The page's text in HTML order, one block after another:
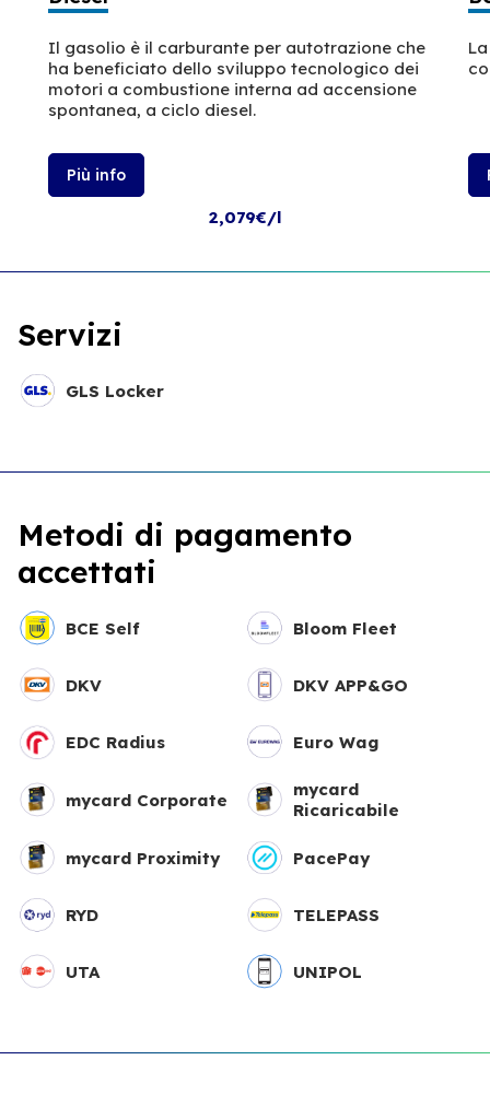
Il gasolio è il carburante per autotrazione che
ha beneficiato dello sviluppo tecnologico dei
motori a combustione interna ad accensione
spontanea, a ciclo diesel.
Più info
2,079€/l
Servizi
GLS Locker
Metodi di pagamento
accettati
BCE Self Bloom Fleet
DKV DKV APP&GO
EDC Radius Euro Wag
mycard Corporate
mycard
Ricaricabile
mycard Proximity PacePay
RYD TELEPASS
UTA UNIPOL